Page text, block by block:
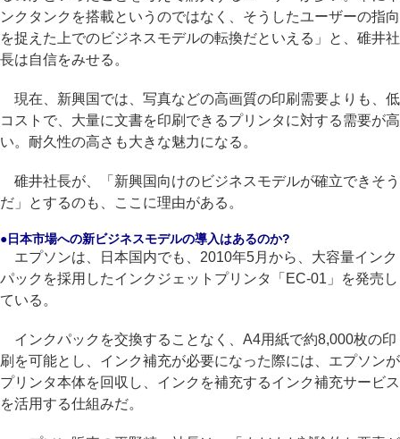
ンクタンクを搭載というのではなく、そうしたユーザーの指向
を捉えた上でのビジネスモデルの転換だといえる」と、碓井社
長は自信をみせる。
現在、新興国では、写真などの高画質の印刷需要よりも、低
コストで、大量に文書を印刷できるプリンタに対する需要が高
い。耐久性の高さも大きな魅力になる。
碓井社長が、「新興国向けのビジネスモデルが確立できそう
だ」とするのも、ここに理由がある。
●日本市場への新ビジネスモデルの導入はあるのか?
エプソンは、日本国内でも、2010年5月から、大容量インク
パックを採用したインクジェットプリンタ「EC-01」を発売し
ている。
インクパックを交換することなく、A4用紙で約8,000枚の印
刷を可能とし、インク補充が必要になった際には、エプソンが
プリンタ本体を回収し、インクを補充するインク補充サービス
を活用する仕組みだ。